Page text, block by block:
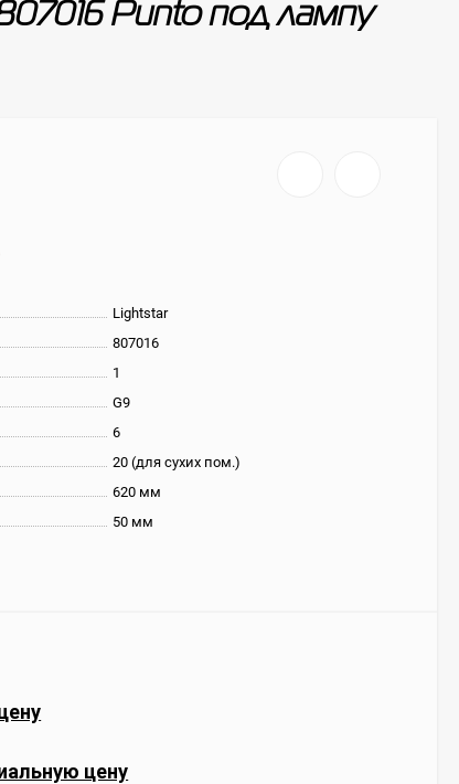
Punto под лампу
Lightstar
807016
1
G9
6
20 (для сухих пом.)
620 мм
50 мм
цену